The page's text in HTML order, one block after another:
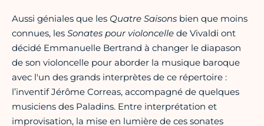
Aussi géniales que les Quatre Saisons bien que moins
connues, les Sonates pour violoncelle de Vivaldi ont
décidé Emmanuelle Bertrand à changer le diapason
de son violoncelle pour aborder la musique baroque
avec l'un des grands interprètes de ce répertoire :
l’inventif Jérôme Correas, accompagné de quelques
musiciens des Paladins. Entre interprétation et
improvisation, la mise en lumière de ces sonates